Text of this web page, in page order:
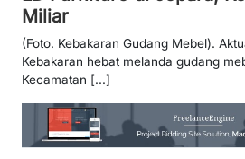
Miliar
(Foto. Kebakaran Gudang Mebel).
Kebakaran hebat melanda gudang
Kecamatan [...]